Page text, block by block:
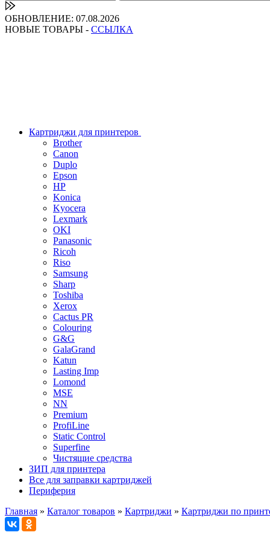
ОБНОВЛЕНИЕ: 07.08.2026
НОВЫЕ ТОВАРЫ - ССЫЛКА
Картриджи для принтеров
Brother
Canon
Duplo
Epson
HP
Konica
Kyocera
Lexmark
OKI
Panasonic
Ricoh
Riso
Samsung
Sharp
Toshiba
Xerox
Cactus PR
Colouring
G&G
GalaGrand
Katun
Lasting Imp
Lomond
MSE
NN
Premium
ProfiLine
Static Control
Superfine
Чистящие средства
ЗИП для принтера
Все для заправки картриджей
Периферия
Главная » Каталог товаров » Картриджи » Картриджи по